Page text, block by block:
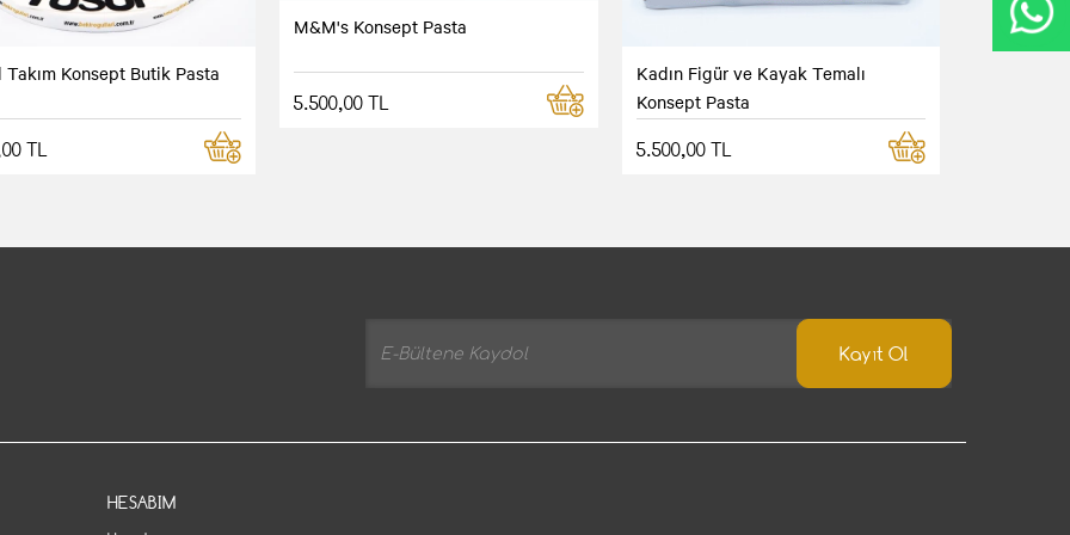
Konsept Butik Pasta
TL
M&M's Konsept Pasta
5.500,00 TL
Kadın Figür ve Kayak Temalı
Konsept Pasta
5.500,00 TL
Kayıt Ol
HESABIM